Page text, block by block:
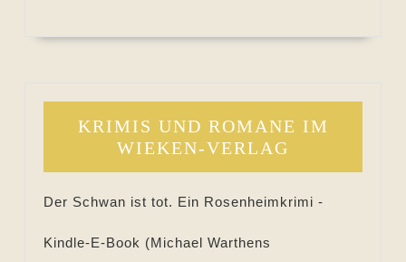
KRIMIS UND ROMANE IM
WIEKEN-VERLAG
Der Schwan ist tot. Ein Rosenheimkrimi -
Kindle-E-Book (Michael Warthens